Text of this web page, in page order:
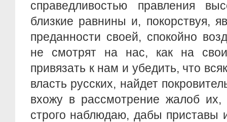
справедливостью правления
близкие равнины и, покорствуя,
преданности своей, спокойно
не смотрят на нас, как на
привязать к нам и убедить, что
власть русских, найдет
вхожу в рассмотрение жалоб
строго наблюдаю, дабы приставы